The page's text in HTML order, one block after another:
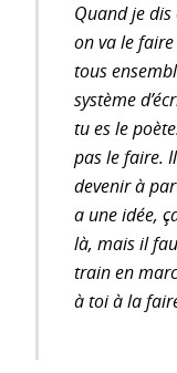
Quand je
on va le faire
tous
système
tu es le
pas le faire.
devenir à
a une idée,
là, mais il
train en
à toi à la